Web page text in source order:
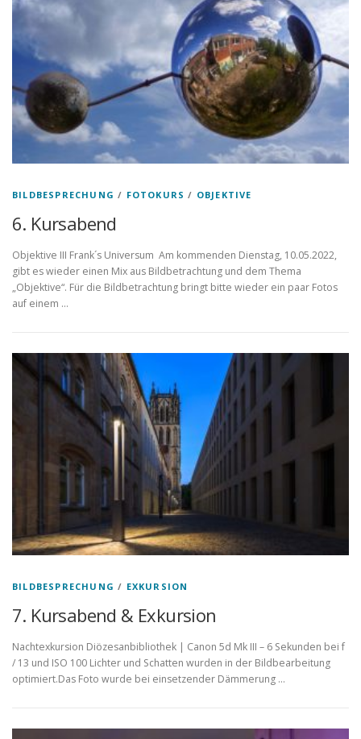
BILDBESPRECHUNG / FOTOKURS / OBJEKTIVE
6. Kursabend
Objektive III Frank´s Universum Am kommenden Dienstag, 10.05.2022,
gibt es wieder einen Mix aus Bildbetrachtung und dem Thema
„Objektive“. Für die Bildbetrachtung bringt bitte wieder ein paar Fotos
auf einem …
BILDBESPRECHUNG / EXKURSION
7. Kursabend & Exkursion
Nachtexkursion Diözesanbibliothek | Canon 5d Mk III – 6 Sekunden bei f
/ 13 und ISO 100 Lichter und Schatten wurden in der Bildbearbeitung
optimiert.Das Foto wurde bei einsetzender Dämmerung …